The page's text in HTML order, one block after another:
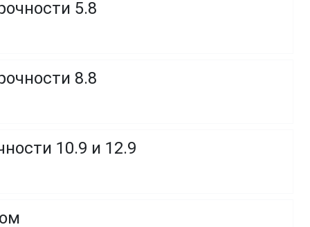
5.8
8.8
10.9 и 12.9